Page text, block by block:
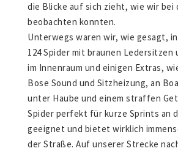
die Blicke auf sich zieht, wie wir bei
beobachten konnten.
Unterwegs waren wir, wie gesagt,
124 Spider mit braunen Ledersitzen
im Innenraum und einigen Extras,
Bose Sound und Sitzheizung, an
unter Haube und einem straffen
Spider perfekt für kurze Sprints an
geeignet und bietet wirklich
der Straße. Auf unserer Strecke